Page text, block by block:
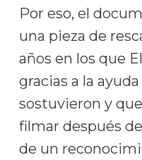
Por eso, el
una pieza de
años en los que
gracias a la
sostuvieron y
filmar después
de un